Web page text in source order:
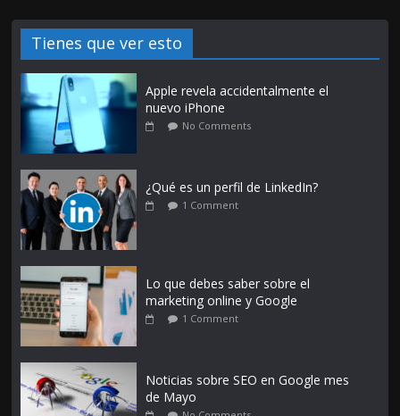
Tienes que ver esto
Apple revela accidentalmente el
nuevo iPhone
No Comments
¿Qué es un perfil de LinkedIn?
1 Comment
Lo que debes saber sobre el
marketing online y Google
1 Comment
Noticias sobre SEO en Google mes
de Mayo